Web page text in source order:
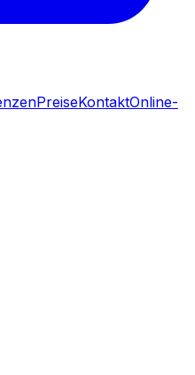
PreiseKontaktOnline-